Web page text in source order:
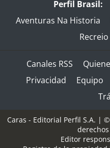
Perfil Brasil:
Aventuras Na Historia
Recreio
Canales RSS
Privacidad
Equipo
Caras - Editorial Perfil S.A. | ©
Editor